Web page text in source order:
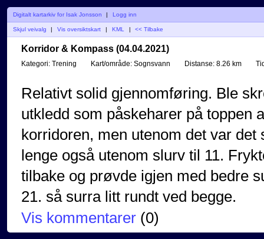
Digitalt kartarkiv for Isak Jonsson | Logg inn
Skjul veivalg Vis oversiktskart KML << Tilbake
Korridor & Kompass (04.04.2021)
Kategori: Trening Kart/område: Sognsvann Distanse: 8.26 km
Relativt solid gjennomføring. Ble
utkledd som påskeharer på toppen
korridoren, men utenom det var
lenge også utenom slurv til 11.
tilbake og prøvde igjen med bedre
21. så surra litt rundt ved begge.
Vis kommentarer (0)